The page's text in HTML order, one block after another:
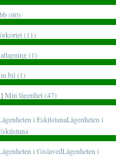
(60)
(11)
(1)
bil (1)
Min lägenhet (47)
i EskilstunaLägenheten i
i GislavedLägenheten i